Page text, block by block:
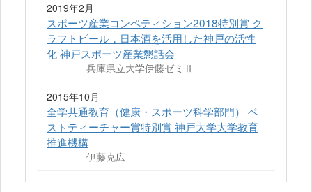
2019年2月
スポーツ産業コンペティション2018特別賞 ク
ラフトビール，日本酒を活用した神戸の活性
化 神戸スポーツ産業懇話会
兵庫県立大学伊藤ゼミⅡ
2015年10月
全学共通教育（健康・スポーツ科学部門） ベ
ストティーチャー賞特別賞 神戸大学大学教育
推進機構
伊藤克広